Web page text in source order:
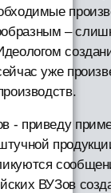
–
уже
- приведу
ВУЗов